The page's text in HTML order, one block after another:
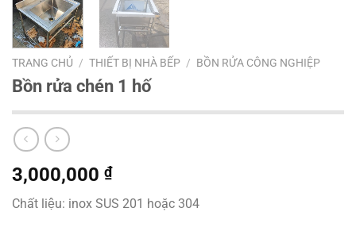
TRANG CHỦ / THIẾT BỊ NHÀ BẾP / BỒN RỬA CÔNG NGHIỆP
Bồn rửa chén 1 hố
3,000,000 ₫
Chất liệu: inox SUS 201 hoặc 304